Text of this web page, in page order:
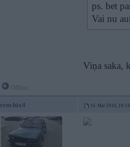
ps. bet
Vai nu
Viņa saka,
renchix4 16. Mar 2010, 19:14